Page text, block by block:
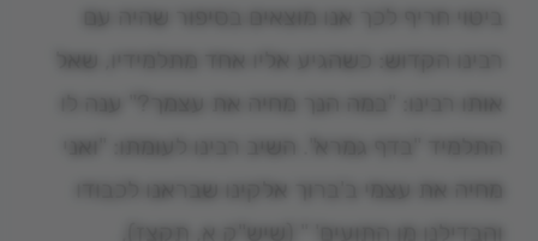
ביטוי חריף לכך אנו מוצאים בסיפור שהיה עם
רבינו הקדוש: כשהגיע אליו אחד מתלמידיו, שאל
אותו רבינו: "במה הנך מחיה את עצמך?" ענה לו
התלמיד "בדף גמרא". השיב רבינו לעומתו: "ואני
מחיה את עצמי ב'ברוך אלקינו שבראנו לכבודו
והבדילנו מן התועים' " (שיש"ק א, תקצז),